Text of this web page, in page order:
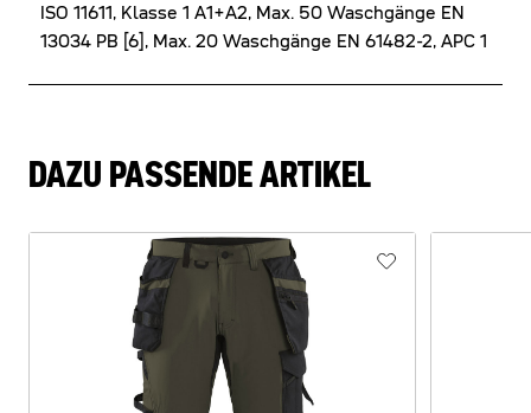
ISO 11611, Klasse 1 A1+A2, Max. 50 Waschgänge EN
13034 PB [6], Max. 20 Waschgänge EN 61482-2, APC 1
DAZU PASSENDE ARTIKEL